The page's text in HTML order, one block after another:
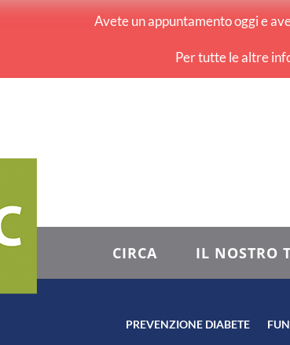
Avete un appuntamento oggi e
Per tutte le altre
CIRCA IL NOSTRO
PREVENZIONE DIABETE